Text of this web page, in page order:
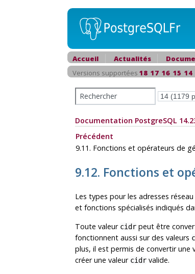
Accueil Actualités
Versions supportées 18 17 16 15 14
Documentation PostgreSQL
Précédent
9.11. Fonctions et opérateurs de
9.12. Fonctions et
Les types pour les adresses réseau
et fonctions spécialisés indiqués
Toute valeur cidr peut être
fonctionnent aussi sur des valeurs
plus, il est permis de convertir une
créer une valeur cidr valide.